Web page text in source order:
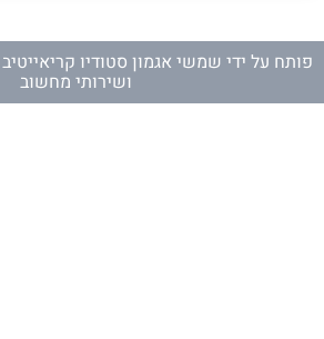
פותח על ידי שמשי אגמון סטודיו קריאייטיב
ושירותי מחשוב